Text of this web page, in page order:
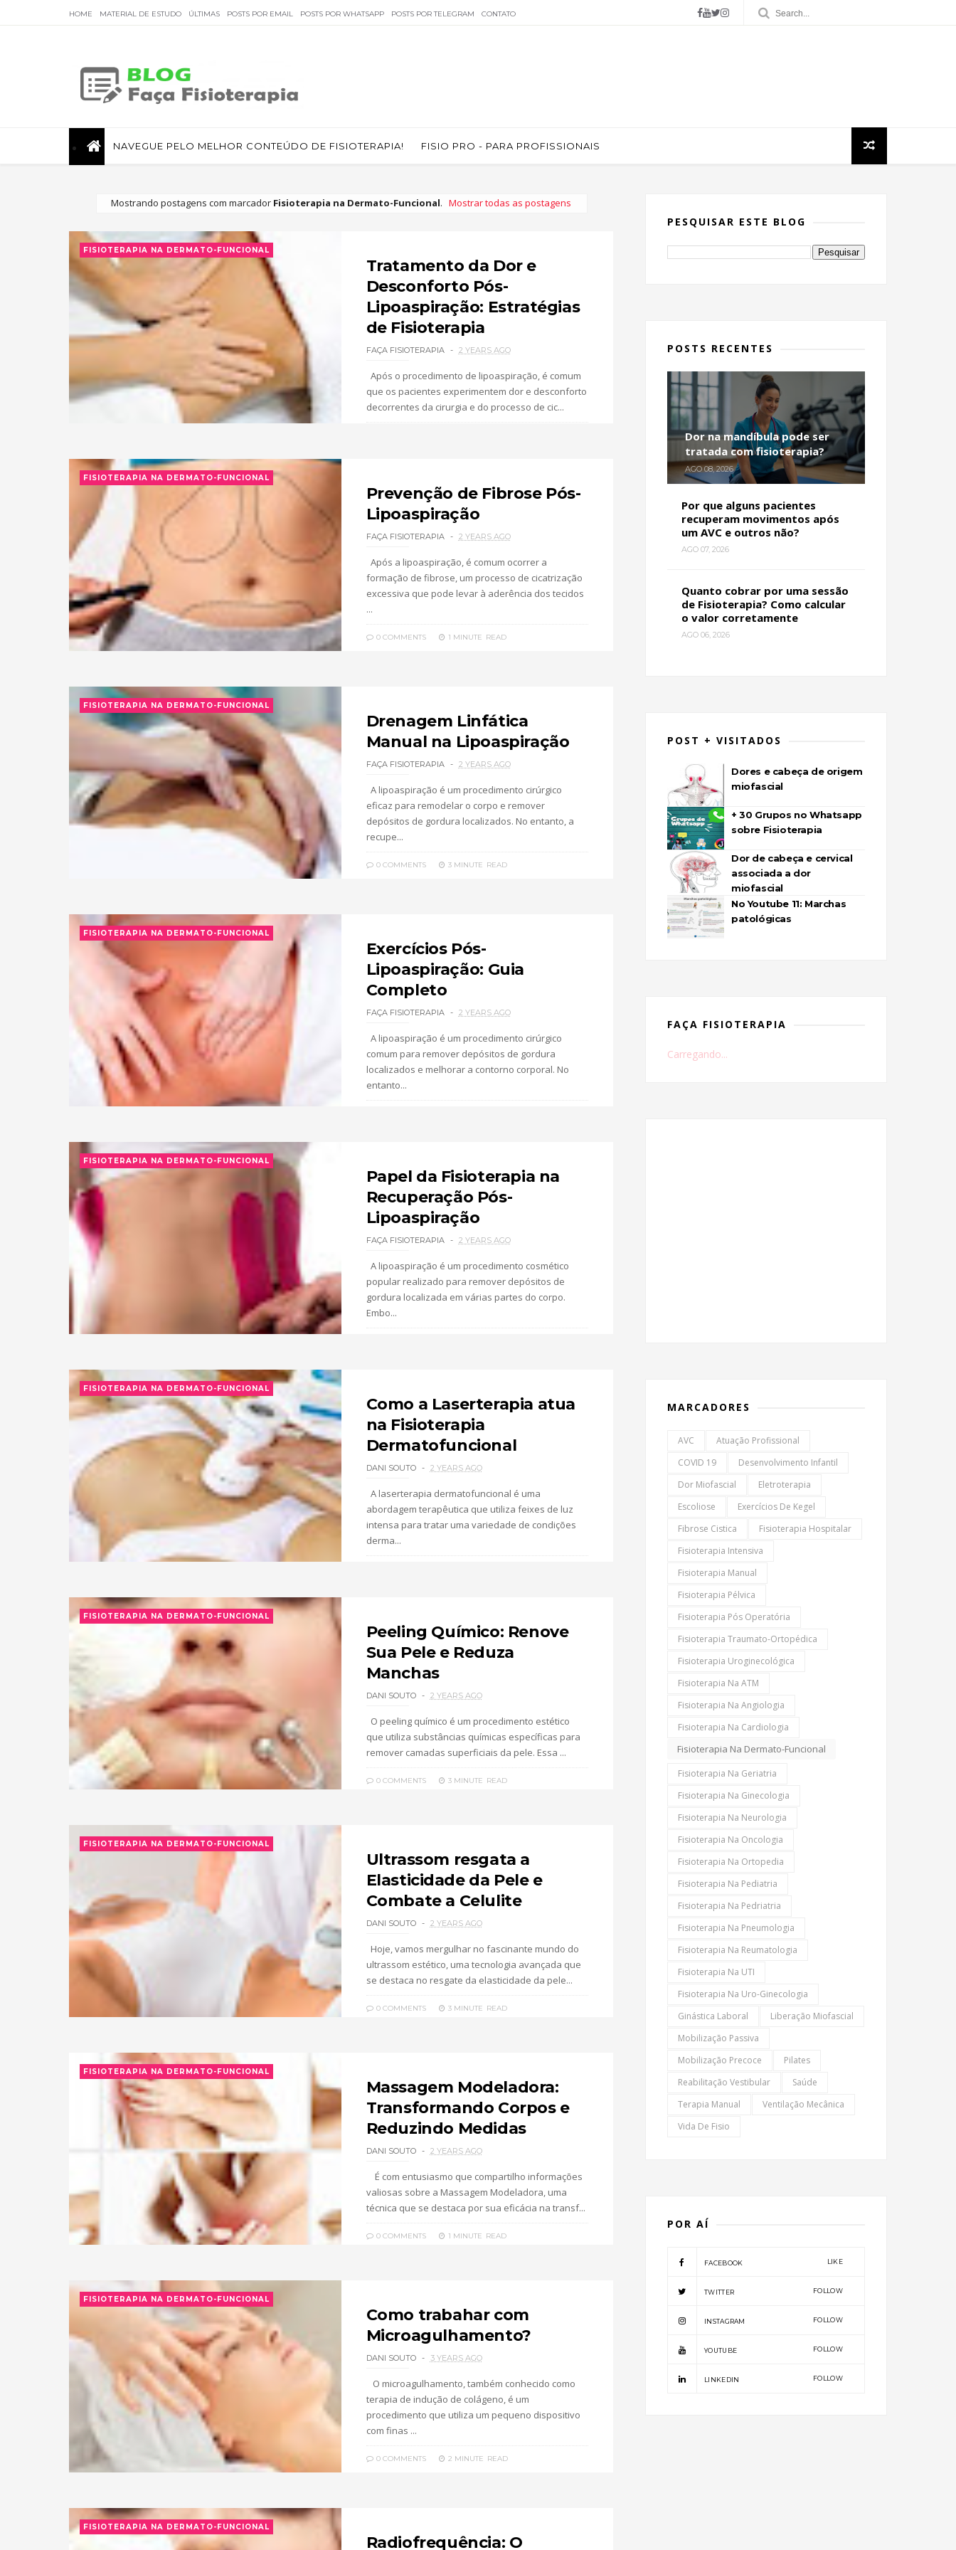
HOME MATERIAL DE ESTUDO ÚLTIMAS POSTS POR EMAIL POSTS POR WHATSAPP POSTS POR TELEGRAM CONTATO
Fisioterapia de qualidade com informações sobre
tratamentos e assuntos relacionados à área.
NAVEGUE PELO MELHOR CONTEÚDO DE FISIOTERAPIA! FISIO PRO - PARA PROFISSIONAIS
Mostrando postagens com marcador Fisioterapia na Dermato-Funcional. Mostrar todas as postagens
FISIOTERAPIA NA DERMATO-FUNCIONAL
Tratamento da Dor e
Desconforto Pós-
Lipoaspiração: Estratégias
de Fisioterapia
FAÇA FISIOTERAPIA 2 YEARS AGO
Após o procedimento de lipoaspiração, é comum
que os pacientes experimentem dor e desconforto
decorrentes da cirurgia e do processo de cic...
FISIOTERAPIA NA DERMATO-FUNCIONAL
Prevenção de Fibrose Pós-
Lipoaspiração
FAÇA FISIOTERAPIA 2 YEARS AGO
Após a lipoaspiração, é comum ocorrer a
formação de fibrose, um processo de cicatrização
excessiva que pode levar à aderência dos tecidos
...
0 COMMENTS 1 MINUTE READ
FISIOTERAPIA NA DERMATO-FUNCIONAL
Drenagem Linfática
Manual na Lipoaspiração
FAÇA FISIOTERAPIA 2 YEARS AGO
A lipoaspiração é um procedimento cirúrgico
eficaz para remodelar o corpo e remover
depósitos de gordura localizados. No entanto, a
recupe...
0 COMMENTS 3 MINUTE READ
FISIOTERAPIA NA DERMATO-FUNCIONAL
Exercícios Pós-
Lipoaspiração: Guia
Completo
FAÇA FISIOTERAPIA 2 YEARS AGO
A lipoaspiração é um procedimento cirúrgico
comum para remover depósitos de gordura
localizados e melhorar a contorno corporal. No
entanto...
FISIOTERAPIA NA DERMATO-FUNCIONAL
Papel da Fisioterapia na
Recuperação Pós-
Lipoaspiração
FAÇA FISIOTERAPIA 2 YEARS AGO
A lipoaspiração é um procedimento cosmético
popular realizado para remover depósitos de
gordura localizada em várias partes do corpo.
Embo...
FISIOTERAPIA NA DERMATO-FUNCIONAL
Como a Laserterapia atua
na Fisioterapia
Dermatofuncional
DANI SOUTO 2 YEARS AGO
A laserterapia dermatofuncional é uma
abordagem terapêutica que utiliza feixes de luz
intensa para tratar uma variedade de condições
derma...
FISIOTERAPIA NA DERMATO-FUNCIONAL
Peeling Químico: Renove
Sua Pele e Reduza
Manchas
DANI SOUTO 2 YEARS AGO
O peeling químico é um procedimento estético
que utiliza substâncias químicas específicas para
remover camadas superficiais da pele. Essa ...
0 COMMENTS 3 MINUTE READ
FISIOTERAPIA NA DERMATO-FUNCIONAL
Ultrassom resgata a
Elasticidade da Pele e
Combate a Celulite
DANI SOUTO 2 YEARS AGO
Hoje, vamos mergulhar no fascinante mundo do
ultrassom estético, uma tecnologia avançada que
se destaca no resgate da elasticidade da pele...
0 COMMENTS 3 MINUTE READ
FISIOTERAPIA NA DERMATO-FUNCIONAL
Massagem Modeladora:
Transformando Corpos e
Reduzindo Medidas
DANI SOUTO 2 YEARS AGO
É com entusiasmo que compartilho informações
valiosas sobre a Massagem Modeladora, uma
técnica que se destaca por sua eficácia na transf...
0 COMMENTS 1 MINUTE READ
FISIOTERAPIA NA DERMATO-FUNCIONAL
Como trabahar com
Microagulhamento?
DANI SOUTO 3 YEARS AGO
O microagulhamento, também conhecido como
terapia de indução de colágeno, é um
procedimento que utiliza um pequeno dispositivo
com finas ...
0 COMMENTS 2 MINUTE READ
FISIOTERAPIA NA DERMATO-FUNCIONAL
Radiofrequência: O
PESQUISAR ESTE BLOG
POSTS RECENTES
Dor na mandíbula pode ser
tratada com fisioterapia?
AGO 08, 2026
Por que alguns pacientes
recuperam movimentos após
um AVC e outros não?
AGO 07, 2026
Quanto cobrar por uma sessão
de Fisioterapia? Como calcular
o valor corretamente
AGO 06, 2026
POST + VISITADOS
Dores e cabeça de origem
miofascial
+ 30 Grupos no Whatsapp
sobre Fisioterapia
Dor de cabeça e cervical
associada a dor
miofascial
No Youtube 11: Marchas
patológicas
FAÇA FISIOTERAPIA
Carregando...
MARCADORES
AVC
Atuação Profissional
COVID 19
Desenvolvimento Infantil
Dor Miofascial
Eletroterapia
Escoliose
Exercícios De Kegel
Fibrose Cistica
Fisioterapia Hospitalar
Fisioterapia Intensiva
Fisioterapia Manual
Fisioterapia Pélvica
Fisioterapia Pós Operatória
Fisioterapia Traumato-Ortopédica
Fisioterapia Uroginecológica
Fisioterapia Na ATM
Fisioterapia Na Angiologia
Fisioterapia Na Cardiologia
Fisioterapia Na Dermato-Funcional
Fisioterapia Na Geriatria
Fisioterapia Na Ginecologia
Fisioterapia Na Neurologia
Fisioterapia Na Oncologia
Fisioterapia Na Ortopedia
Fisioterapia Na Pediatria
Fisioterapia Na Pedriatria
Fisioterapia Na Pneumologia
Fisioterapia Na Reumatologia
Fisioterapia Na UTI
Fisioterapia Na Uro-Ginecologia
Ginástica Laboral
Liberação Miofascial
Mobilização Passiva
Mobilização Precoce
Pilates
Reabilitação Vestibular
Saúde
Terapia Manual
Ventilação Mecânica
Vida De Fisio
POR AÍ
FACEBOOK LIKE
TWITTER FOLLOW
INSTAGRAM FOLLOW
YOUTUBE FOLLOW
LINKEDIN FOLLOW